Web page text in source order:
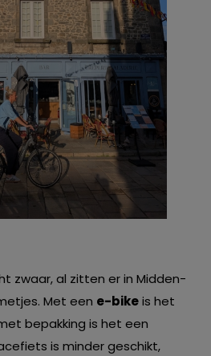
zwaar, al zitten er in Midden-
Met een e-bikeis het
bepakking is het een
is minder geschikt,